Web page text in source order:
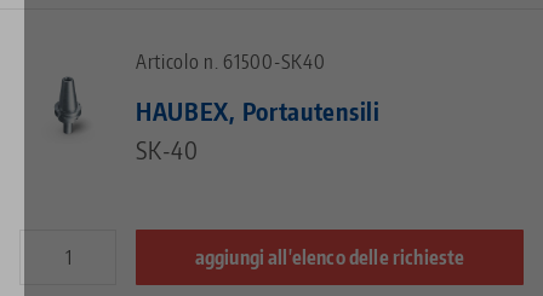
Articolo n. 61500-SK40
HAUBEX, Portautensili
SK-40
aggiungi all'elenco delle richieste